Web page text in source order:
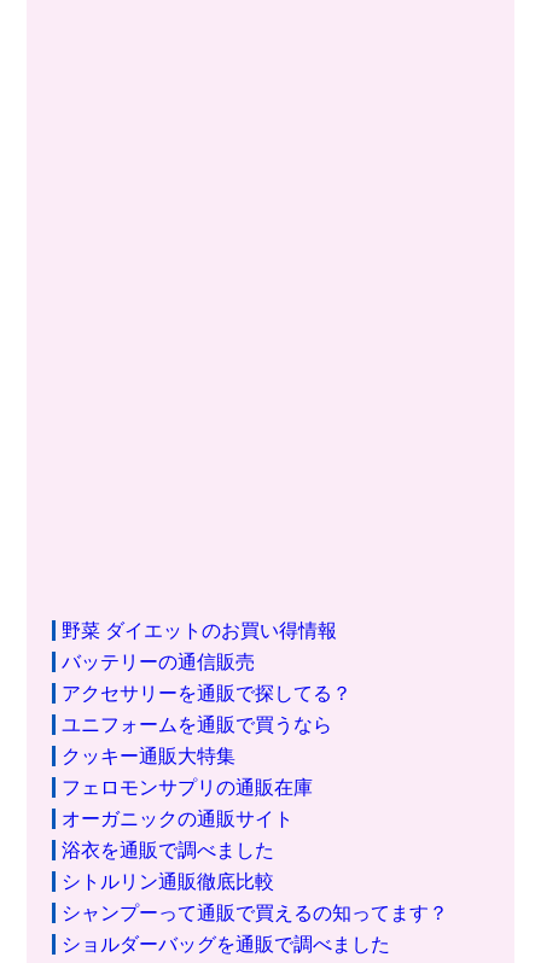
野菜 ダイエットのお買い得情報
バッテリーの通信販売
アクセサリーを通販で探してる？
ユニフォームを通販で買うなら
クッキー通販大特集
フェロモンサプリの通販在庫
オーガニックの通販サイト
浴衣を通販で調べました
シトルリン通販徹底比較
シャンプーって通販で買えるの知ってます？
ショルダーバッグを通販で調べました